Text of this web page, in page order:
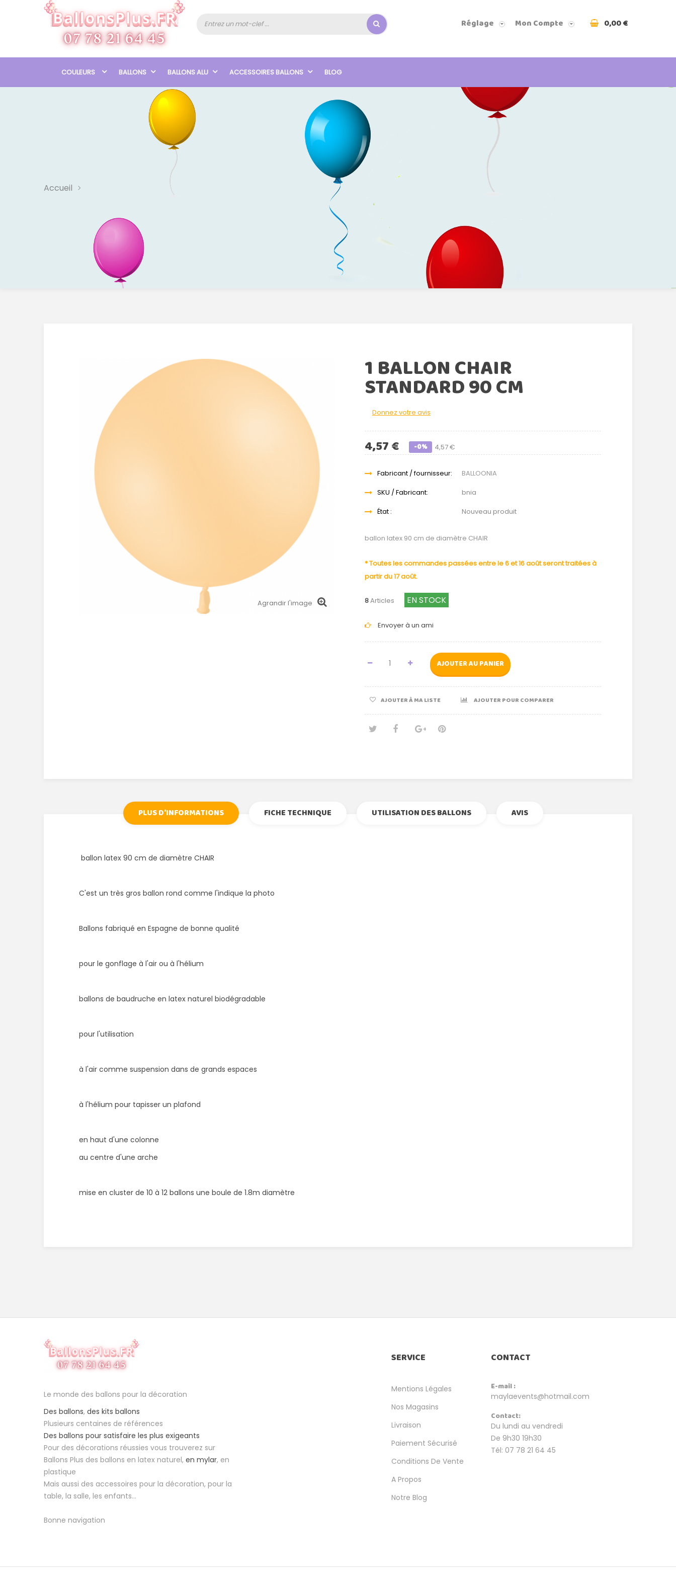
Réglage Mon Compte 0,00 €
COULEURS BALLONS BALLONS ALU ACCESSOIRES BALLONS BLOG
Accueil
Agrandir l'image
1 BALLON CHAIR
STANDARD 90 CM
Donnez votre avis
4,57 €
4,57 € -0%
Fabricant / fournisseur:
BALLOONIA
SKU / Fabricant:
bnia
État :
Nouveau produit
ballon latex 90 cm de diamètre CHAIR
* Toutes les commandes passées entre le 6 et 16 août seront traitées à
partir du 17 août.
8Articles EN STOCK
Envoyer à un ami
AJOUTER AU PANIER
AJOUTER À MA LISTE AJOUTER POUR COMPARER
PLUS D'INFORMATIONS FICHE TECHNIQUE UTILISATION DES BALLONS AVIS
ballon latex 90 cm de diamètre CHAIR
C'est un très gros ballon rond comme l'indique la photo
Ballons fabriqué en Espagne de bonne qualité
pour le gonflage à l'air ou à l'hélium
ballons de baudruche en latex naturel biodégradable
pour l'utilisation
à l'air comme suspension dans de grands espaces
à l'hélium pour tapisser un plafond
en haut d'une colonne
au centre d'une arche
mise en cluster de 10 à 12 ballons une boule de 1.8m diamètre
Le monde des ballons pour la décoration
Des ballons, des kits ballons
Plusieurs centaines de références
Des ballons pour satisfaire les plus exigeants
Pour des décorations réussies vous trouverez sur
Ballons Plus des ballons en latex naturel, en mylar, en
plastique
Mais aussi des accessoires pour la décoration, pour la
table, la salle, les enfants...
Bonne navigation
SERVICE
Mentions Légales
Nos Magasins
Livraison
Paiement Sécurisé
Conditions De Vente
A Propos
Notre Blog
CONTACT
E-mail :
maylaevents@hotmail.com
Contact:
Du lundi au vendredi
De 9h30 19h30
Tél: 07 78 21 64 45